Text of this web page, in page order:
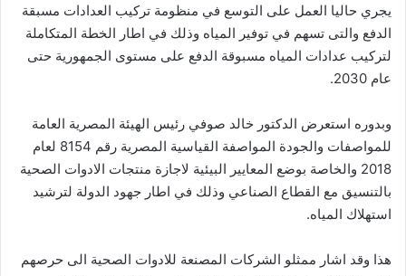
يجري حاليا العمل على التوسع في منظومة تركيب العدادات مسبقة
الدفع والتى تسهم في توفير المياه وذلك في اطار الخطة المتكاملة
لتركيب عدادات المياه مسبوقة الدفع على مستوى الجمهورية حتى
عام 2030.
وبدوره استعرض الدكتور خالد صوفي رئيس الهيئة المصرية العامة
للمواصفات والجودة المواصفة القياسية المصرية رقم 8154 لعام
2018 والخاصة بوضع المعايير البيئية لاجازة منتجات الادوات الصحية
بالتنسيق مع القطاع الصناعي وذلك في اطار جهود الدولة لترشيد
استهلاك المياه.
هذا وقد اشار ممثلو الشركات المصنعة للادوات الصحية الى حرصهم